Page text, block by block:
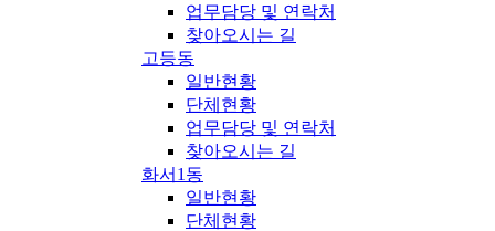
업무담당 및 연락처
찾아오시는 길
고등동
일반현황
단체현황
업무담당 및 연락처
찾아오시는 길
화서1동
일반현황
단체현황